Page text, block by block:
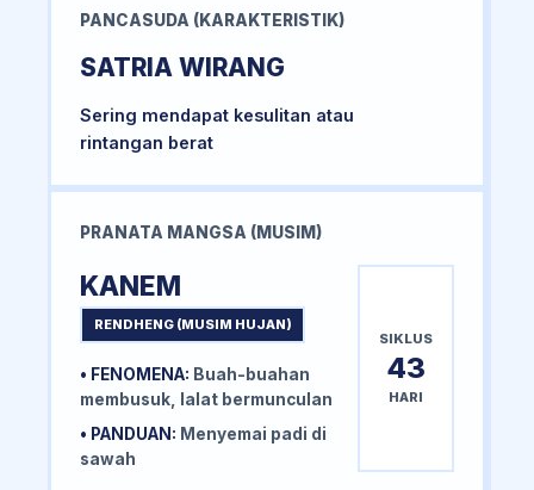
PANCASUDA (KARAKTERISTIK)
SATRIA WIRANG
Sering mendapat kesulitan atau
rintangan berat
PRANATA MANGSA (MUSIM)
KANEM
RENDHENG (MUSIM HUJAN)
• FENOMENA: Buah-buahan
membusuk, lalat bermunculan
• PANDUAN: Menyemai padi di
sawah
SIKLUS
43
HARI